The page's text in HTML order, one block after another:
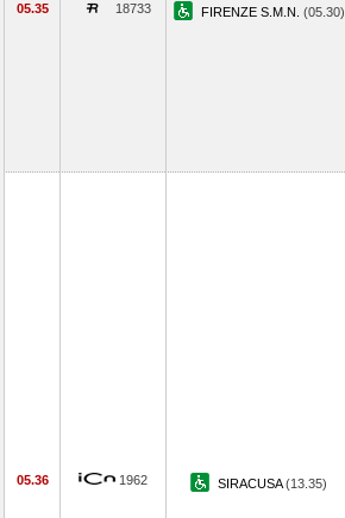
05.35 18733 FIRENZE S.M.N. (05.30)
05.36 1962 SIRACUSA(13.35)